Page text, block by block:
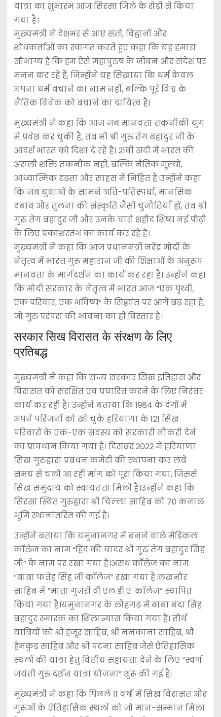
यात्रा का शुभारंभ आज सिरसा जिले के रोड़ी से किया
गया है।
मुख्यमंत्री ने देशभर से आए संतों, विद्वानों और
शोधकर्ताओं का स्वागत करते हुए कहा कि यह हमारा
सौभाग्य है कि हम ऐसे महापुरुष के जीवन और संदेश पर
मनन कर रहे हैं, जिन्होंने यह सिखाया कि धर्म केवल
अपना धर्म बचाने का नाम नहीं, बल्कि पूरे विश्व के
नैतिक विवेक को बचाने का दायित्व है।
मुख्यमंत्री ने कहा कि आज जब मानवता तकनीकी युग
में प्रवेश कर चुकी है, तब भी श्री गुरु तेग बहादुर जी के
आदर्श भारत को दिशा दे रहे हैं। 21वीं सदी में भारत की
असली शक्ति तकनीक नहीं, बल्कि नैतिक मूल्यों,
आध्यात्मिक दृढ़ता और साहस में निहित है।उन्होंने कहा
कि जब युवाओं के सामने अति-प्रतिस्पर्धा, मानसिक
दबाव और तुलना की संस्कृति जैसी चुनौतियाँ हों, तब श्री
गुरु तेग बहादुर जी और उनके चारों शहीद शिष्य नई पीढ़ी
के लिए प्रकाशस्तंभ का कार्य कर रहे हैं।
मुख्यमंत्री ने कहा कि आज प्रधानमंत्री नरेंद्र मोदी के
नेतृत्व में भारत गुरु महाराज जी की शिक्षाओं के अनुरूप
मानवता के मार्गदर्शन का कार्य कर रहा है। उन्होंने कहा
कि मोदी सरकार के नेतृत्व में भारत आज “एक पृथ्वी,
एक परिवार, एक भविष्य” के सिद्धांत पर आगे बढ़ रहा है,
जो गुरु परंपरा की भावना का ही विस्तार है।
सरकार सिख विरासत के संरक्षण के लिए
प्रतिबद्ध
मुख्यमंत्री ने कहा कि राज्य सरकार सिख इतिहास और
विरासत को संरक्षित एवं प्रचारित करने के लिए निरंतर
कार्य कर रही है। उन्होंने बताया कि 1984 के दंगों में
अपने परिजनों को खो चुके हरियाणा के 121 सिख
परिवारों के एक-एक सदस्य को सरकारी नौकरी देने
का प्रावधान किया गया है। दिसंबर 2022 में हरियाणा
सिख गुरुद्वारा प्रबंधन कमेटी की स्थापना कर लंबे
समय से चली आ रही मांग को पूरा किया गया, जिससे
सिख समुदाय को स्वायत्तता मिली है।उन्होंने कहा कि
सिरसा स्थित गुरुद्वारा श्री चिल्ला साहिब को 70 कनाल
भूमि स्थानांतरित की गई है।
उन्होंने बताया कि यमुनानगर में बनने वाले मेडिकल
कॉलेज का नाम “हिंद की चादर श्री गुरु तेग बहादुर सिंह
जी” के नाम पर रखा गया है।असंध कॉलेज का नाम
“बाबा फतेह सिंह जी कॉलेज” रखा गया है।लखनौर
साहिब में “माता गुजरी वी.एल.डी.ए. कॉलेज” स्थापित
किया गया है।यमुनानगर के लौहगढ़ में बाबा बंदा सिंह
बहादुर स्मारक का शिलान्यास किया गया है। तीर्थ
यात्रियों को श्री हजूर साहिब, श्री ननकाना साहिब, श्री
हेमकुंड साहिब और श्री पटना साहिब जैसे ऐतिहासिक
स्थलों की यात्रा हेतु वित्तीय सहायता देने के लिए “स्वर्ण
जयंती गुरु दर्शन यात्रा योजना” शुरू की गई है।
मुख्यमंत्री ने कहा कि पिछले 11 वर्षों में सिख विरासत और
गुरुओं के ऐतिहासिक स्थलों को जो मान-सम्मान मिला